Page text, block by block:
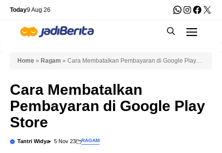
Skip
content
Today9 Aug 26 WhatsApp
X
Home » Ragam » Cara Membatalkan Pembayaran di Google Play
Cara Membatalkan
Pembayaran di Google Play
Store
Tantri Widya 5 Nov 23 RAGAM